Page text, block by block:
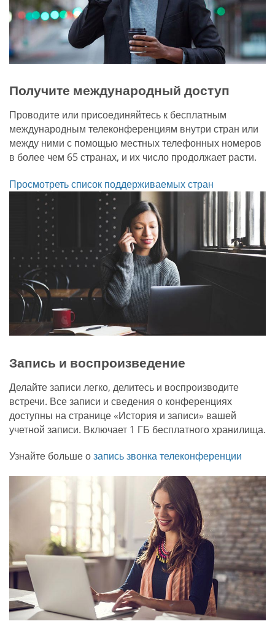
Получите международный доступ
Проводите или присоединяйтесь к бесплатным
международным телеконференциям внутри стран или
между ними с помощью местных телефонных номеров
в более чем 65 странах, и их число продолжает расти.
Просмотреть список поддерживаемых стран
Запись и воспроизведение
Делайте записи легко, делитесь и воспроизводите
встречи. Все записи и сведения о конференциях
доступны на странице «История и записи» вашей
учетной записи. Включает 1 ГБ бесплатного хранилища.
Узнайте больше озапись звонка телеконференции